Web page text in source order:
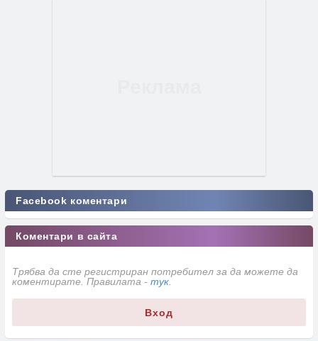
Facebook коментари
Коментари в сайта
Трябва да сте регистриран потребител за да можете да
коментирате. Правилата - тук
Вход